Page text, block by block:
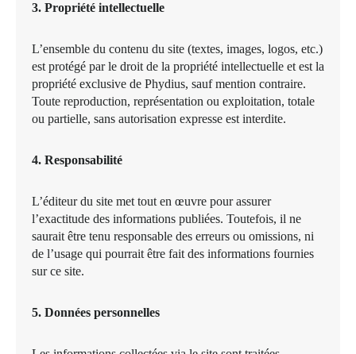
3. Propriété intellectuelle
L’ensemble du contenu du site (textes, images, logos, etc.)
est protégé par le droit de la propriété intellectuelle et est la
propriété exclusive de Phydius, sauf mention contraire.
Toute reproduction, représentation ou exploitation, totale
ou partielle, sans autorisation expresse est interdite.
4. Responsabilité
L’éditeur du site met tout en œuvre pour assurer
l’exactitude des informations publiées. Toutefois, il ne
saurait être tenu responsable des erreurs ou omissions, ni
de l’usage qui pourrait être fait des informations fournies
sur ce site.
5. Données personnelles